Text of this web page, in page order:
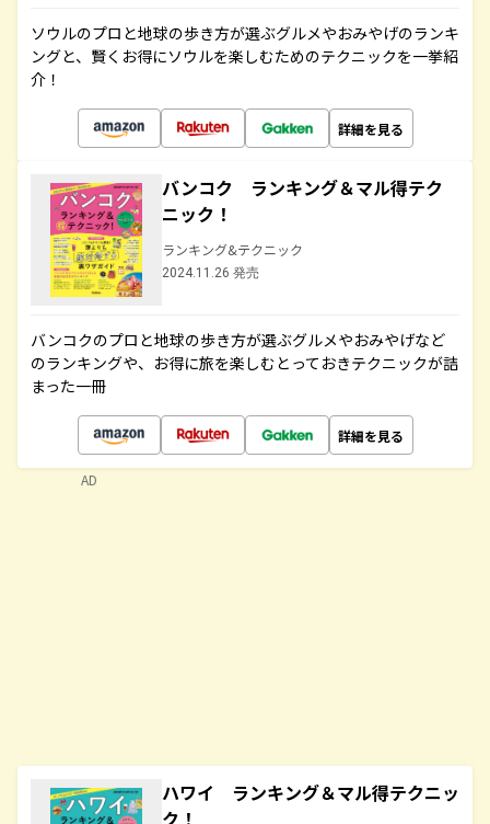
ソウルのプロと地球の歩き方が選ぶグルメやおみやげのランキ
ングと、賢くお得にソウルを楽しむためのテクニックを一挙紹
介！
詳細を見る
バンコク ランキング＆マル得テク
ニック！
ランキング&テクニック
2024.11.26 発売
バンコクのプロと地球の歩き方が選ぶグルメやおみやげなど
のランキングや、お得に旅を楽しむとっておきテクニックが詰
まった一冊
詳細を見る
ハワイ ランキング＆マル得テクニッ
ク！
AD